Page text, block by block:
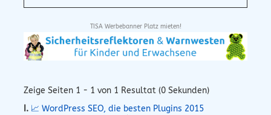
TISA Werbebanner Platz mieten!
Zeige Seiten 1 - 1 von 1 Resultat (0 Sekunden)
I. 📈 WordPress SEO, die besten Plugins 2015